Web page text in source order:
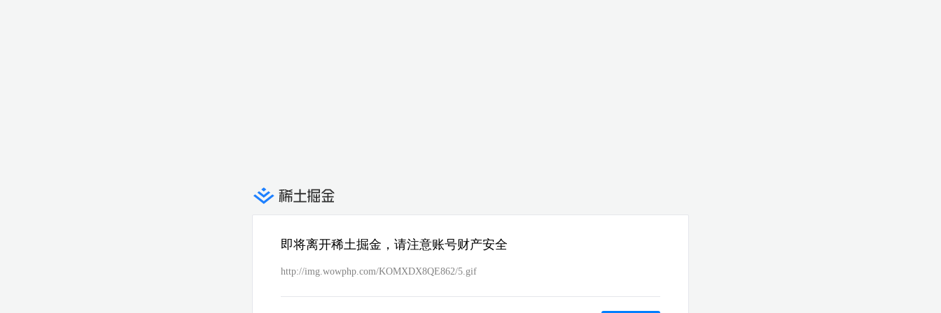
即将离开稀土掘金，请注意账号财产安全
http://img.wowphp.com/KOMXDX8QE862/5.gif